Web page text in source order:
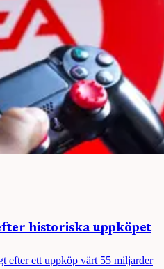
historiska uppköpet
efter ett uppköp värt 55 miljarder